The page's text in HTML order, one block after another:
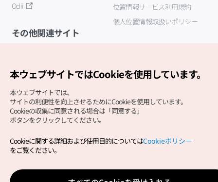
Odii
位置情報サービス利用規約
個人位置情報取扱いポリシー
その他関連サイト
Copyright (c) Korea Tourism Organization All Rights
サイトエラー報告公式メール
japanese@knto.or.kr
本ウェブサイトではCookieを使用しています。
本ウェブサイトでは、
サイトの利便性を向上させるためにCookieを使用しています。
Cookieの収集に同意される場合は「同意する」
ボタンをクリックしてください。
Cookieに関する詳細および使用目的についてはCookieポリシー
をご覧ください。